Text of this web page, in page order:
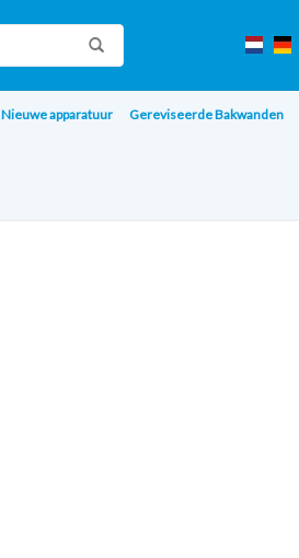
Nieuwe apparatuur Gereviseerde Bakwanden